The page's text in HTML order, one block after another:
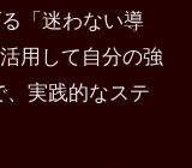
「迷わない導
用して自分の強
実践的なステ